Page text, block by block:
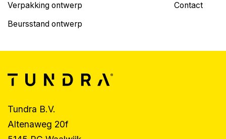
Verpakking ontwerp
Beursstand ontwerp
Contact
Tundra B.V.
Altenaweg 20f